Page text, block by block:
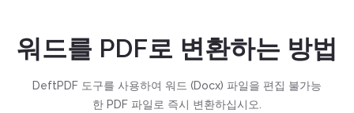
워드를 PDF로 변환하는 방법
DeftPDF 도구를 사용하여 워드 (Docx) 파일을 편집 불가능
한 PDF 파일로 즉시 변환하십시오.